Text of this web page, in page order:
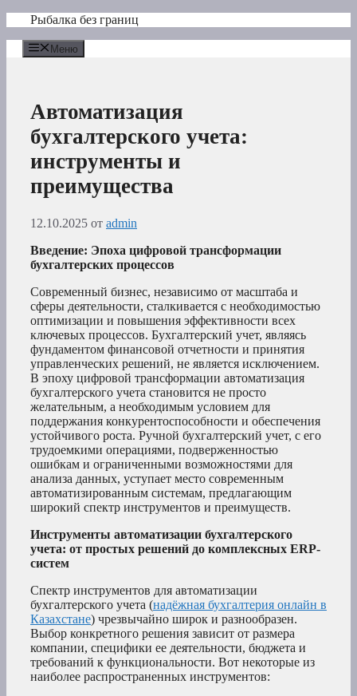
Перейти
содержимому
Рыбалка без границ
Меню
Автоматизация
бухгалтерского учета:
инструменты и
преимущества
12.10.2025 от admin
Введение: Эпоха цифровой трансформации
бухгалтерских процессов
Современный бизнес, независимо от масштаба и
сферы деятельности, сталкивается с необходимостью
оптимизации и повышения эффективности всех
ключевых процессов. Бухгалтерский учет, являясь
фундаментом финансовой отчетности и принятия
управленческих решений, не является исключением.
В эпоху цифровой трансформации автоматизация
бухгалтерского учета становится не просто
желательным, а необходимым условием для
поддержания конкурентоспособности и обеспечения
устойчивого роста. Ручной бухгалтерский учет, с его
трудоемкими операциями, подверженностью
ошибкам и ограниченными возможностями для
анализа данных, уступает место современным
автоматизированным системам, предлагающим
широкий спектр инструментов и преимуществ.
Инструменты автоматизации бухгалтерского
учета: от простых решений до комплексных ERP-
систем
Спектр инструментов для автоматизации
бухгалтерского учета (надёжная бухгалтерия онлайн в
Казахстане) чрезвычайно широк и разнообразен.
Выбор конкретного решения зависит от размера
компании, специфики ее деятельности, бюджета и
требований к функциональности. Вот некоторые из
наиболее распространенных инструментов: